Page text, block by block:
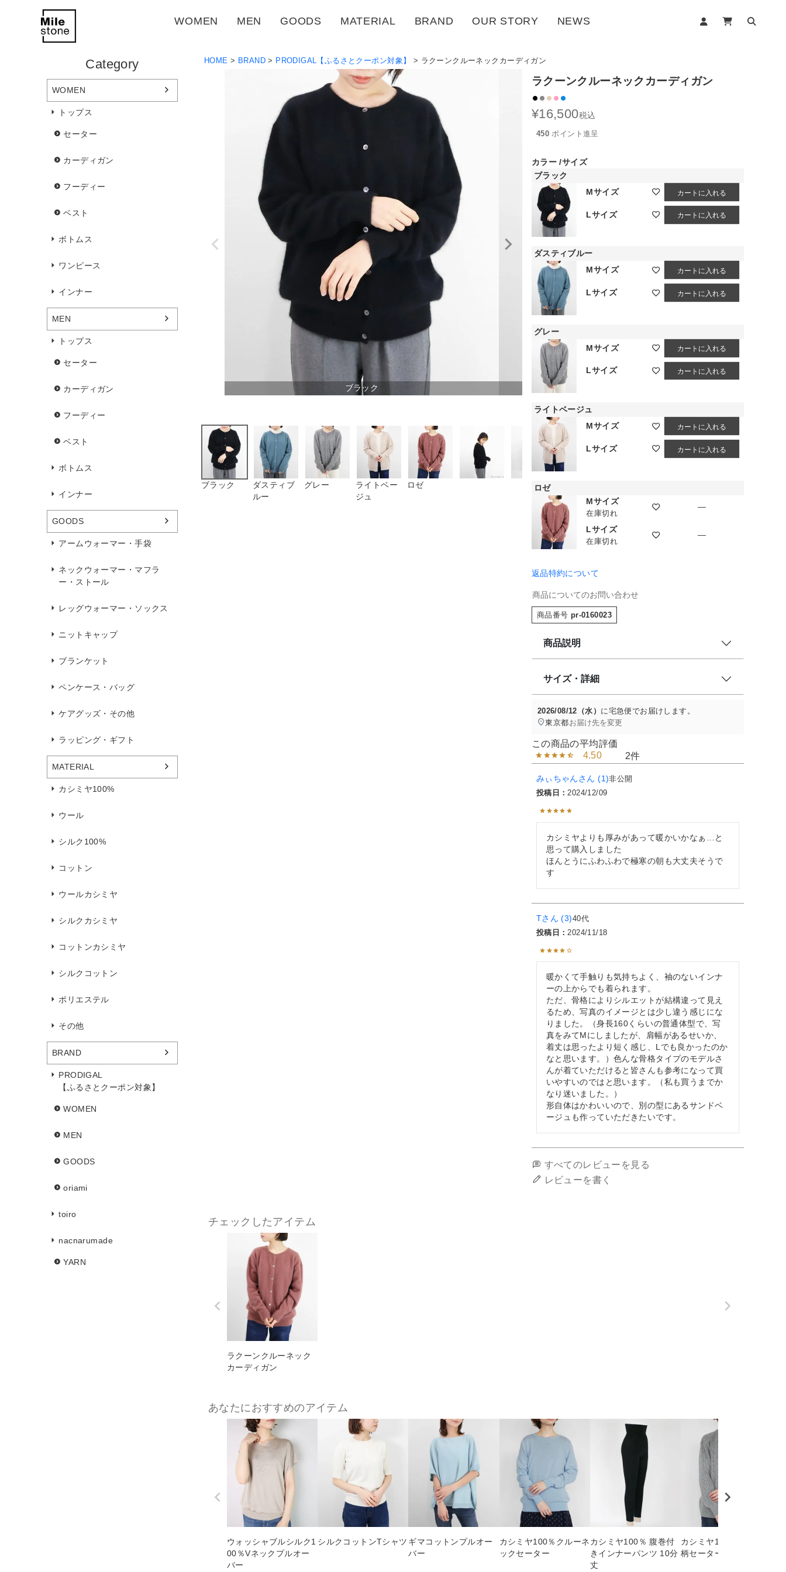
WOMEN MEN GOODS MATERIAL BRAND OUR STORY NEWS
Category
WOMEN
トップス
セーター
カーディガン
フーディー
ベスト
ボトムス
ワンピース
インナー
MEN
トップス
セーター
カーディガン
フーディー
ベスト
ボトムス
インナー
GOODS
アームウォーマー・手袋
ネックウォーマー・マフラ
ー・ストール
レッグウォーマー・ソックス
ニットキャップ
ブランケット
ペンケース・バッグ
ケアグッズ・その他
ラッピング・ギフト
MATERIAL
カシミヤ100%
ウール
シルク100%
コットン
ウールカシミヤ
シルクカシミヤ
コットンカシミヤ
シルクコットン
ポリエステル
その他
BRAND
PRODIGAL
【ふるさとクーポン対象】
WOMEN
MEN
GOODS
oriami
toiro
nacnarumade
YARN
HOME BRAND PRODIGAL【ふるさとクーポン対象】 ラクーンクルーネックカーディガン
ブラック
ブラック
ダスティブ
ルー
グレー
ライトベー
ジュ
ロゼ
ラクーンクルーネックカーディガン
¥16,500税込
450 ポイント進呈
カラー サイズ
ブラック
Mサイズ
カートに入れる
Lサイズ カートに入れる
ダスティブルー
Mサイズ
カートに入れる
Lサイズ カートに入れる
グレー
Mサイズ
カートに入れる
Lサイズ カートに入れる
ライトベージュ
Mサイズ
カートに入れる
Lサイズ カートに入れる
ロゼ
Mサイズ
在庫切れ
—
Lサイズ
在庫切れ
—
返品特約について
商品についてのお問い合わせ
商品番号 pr-0160023
商品説明
サイズ・詳細
2026/08/12（水） に 宅急便でお届けします。
東京都お届け先を変更
4.50 2
みぃちゃん 1 非公開
投稿日
2024/12/09
カシミヤよりも厚みがあって暖かいかなぁ…と
思って購入しました
ほんとうにふわふわで極寒の朝も大丈夫そうで
す
T 3 40代
投稿日
2024/11/18
暖かくて手触りも気持ちよく、袖のないインナ
ーの上からでも着られます。
ただ、骨格によりシルエットが結構違って見え
るため、写真のイメージとは少し違う感じにな
りました。（身長160くらいの普通体型で、写
真をみてMにしましたが、肩幅があるせいか、
着丈は思ったより短く感じ、Lでも良かったのか
なと思います。）色んな骨格タイプのモデルさ
んが着ていただけると皆さんも参考になって買
いやすいのではと思います。（私も買うまでか
なり迷いました。）
形自体はかわいいので、別の型にあるサンドベ
ージュも作っていただきたいです。
すべてのレビューを見る
レビューを書く
チェックしたアイテム
ラクーンクルーネック
カーディガン
あなたにおすすめのアイテム
ウォッシャブルシルク1
00％Vネックプルオー
バー
シルクコットンTシャツ ギマコットンプルオー
バー
カシミヤ100％クルーネ
ックセーター
カシミヤ100％ 腹巻付
きインナーパンツ 10分
丈
カシミヤ100％ケーブル
柄セーター